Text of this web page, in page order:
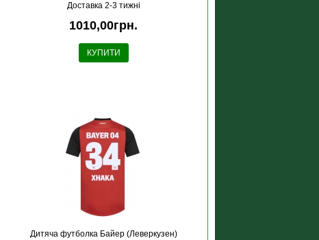
Доставка 2-3 тижні
1010,00грн.
КУПИТИ
Дитяча футболка Байер (Леверкузен)